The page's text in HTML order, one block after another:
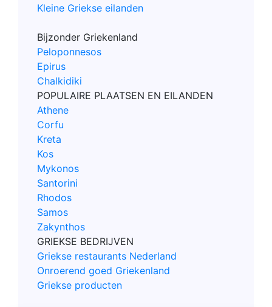
Kleine Griekse eilanden
Bijzonder Griekenland
Peloponnesos
Epirus
Chalkidiki
POPULAIRE PLAATSEN EN EILANDEN
Athene
Corfu
Kreta
Kos
Mykonos
Santorini
Rhodos
Samos
Zakynthos
GRIEKSE BEDRIJVEN
Griekse restaurants Nederland
Onroerend goed Griekenland
Griekse producten